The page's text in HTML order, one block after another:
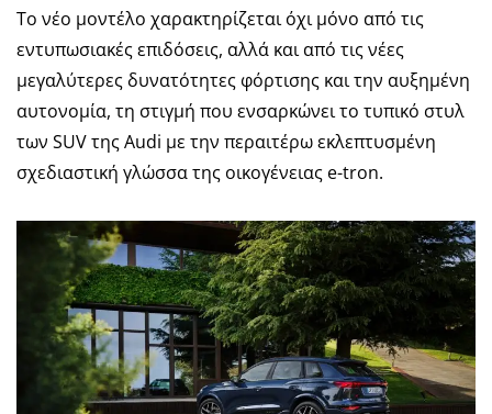
Το νέο μοντέλο χαρακτηρίζεται όχι μόνο από τις
εντυπωσιακές επιδόσεις, αλλά και από τις νέες
μεγαλύτερες δυνατότητες φόρτισης και την αυξημένη
αυτονομία, τη στιγμή που ενσαρκώνει το τυπικό στυλ
των SUV της Audi με την περαιτέρω εκλεπτυσμένη
σχεδιαστική γλώσσα της οικογένειας e-tron.